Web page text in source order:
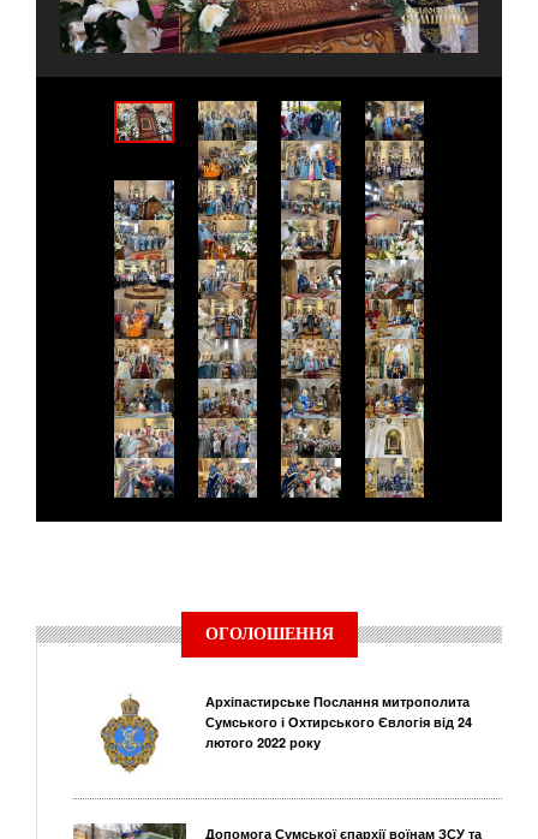
ОГОЛОШЕННЯ
Архіпастирське Послання митрополита
Сумського і Охтирського Євлогія від 24
лютого 2022 року
Допомога Сумської єпархії воїнам ЗСУ та